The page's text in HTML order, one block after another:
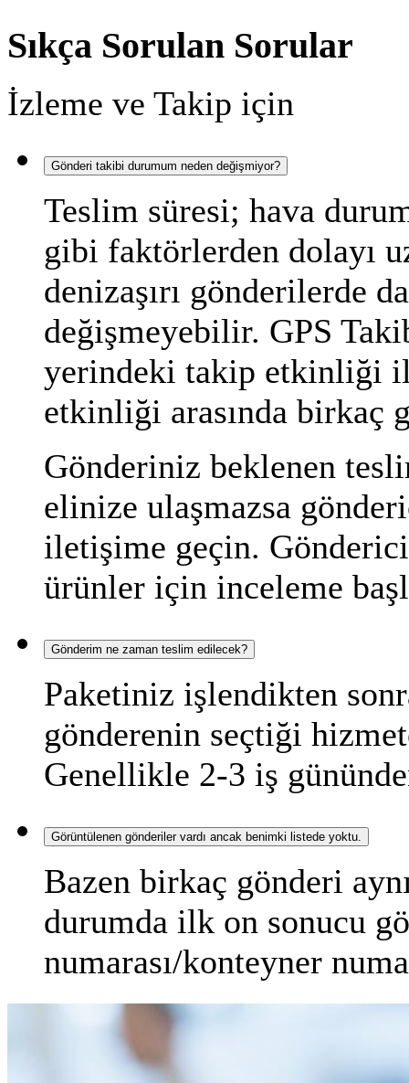
Sıkça Sorulan Sorular
İzleme ve Takip için
Gönderi takibi durumum neden değişmiyor?
Teslim süresi; hava
gibi faktörlerden dolayı
denizaşırı gönderilerde
değişmeyebilir. GPS
yerindeki takip etkinliği
etkinliği arasında birkaç
Gönderiniz beklenen
elinize ulaşmazsa
iletişime geçin. Gönderici
ürünler için inceleme
Gönderim ne zaman teslim edilecek?
Paketiniz işlendikten
gönderenin seçtiği
Genellikle 2-3 iş
Görüntülenen gönderiler vardı ancak benimki listede yoktu.
Bazen birkaç gönderi
durumda ilk on sonucu
numarası/konteyner